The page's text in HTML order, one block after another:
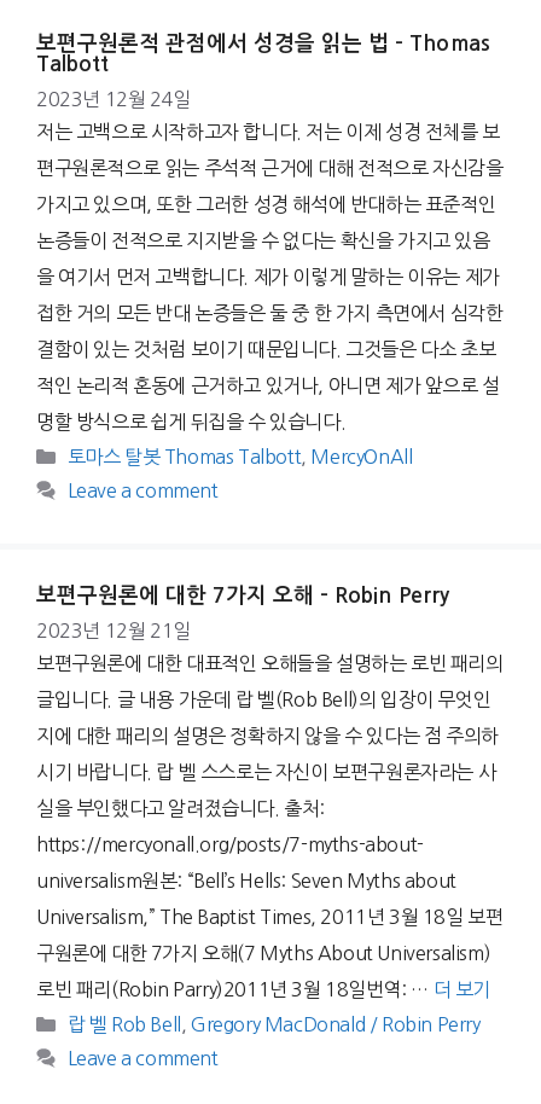
보편구원론적 관점에서 성경을 읽는 법 – Thomas
Talbott
2023년 12월 24일
저는 고백으로 시작하고자 합니다. 저는 이제 성경 전체를 보
편구원론적으로 읽는 주석적 근거에 대해 전적으로 자신감을
가지고 있으며, 또한 그러한 성경 해석에 반대하는 표준적인
논증들이 전적으로 지지받을 수 없다는 확신을 가지고 있음
을 여기서 먼저 고백합니다. 제가 이렇게 말하는 이유는 제가
접한 거의 모든 반대 논증들은 둘 중 한 가지 측면에서 심각한
결함이 있는 것처럼 보이기 때문입니다. 그것들은 다소 초보
적인 논리적 혼동에 근거하고 있거나, 아니면 제가 앞으로 설
명할 방식으로 쉽게 뒤집을 수 있습니다.
Categories
토마스 탈봇 Thomas Talbott
MercyOnAll
Leave a comment
보편구원론에 대한 7가지 오해 – Robin Perry
2023년 12월 21일
보편구원론에 대한 대표적인 오해들을 설명하는 로빈 패리의
글입니다. 글 내용 가운데 랍 벨(Rob Bell)의 입장이 무엇인
지에 대한 패리의 설명은 정확하지 않을 수 있다는 점 주의하
시기 바랍니다. 랍 벨 스스로는 자신이 보편구원론자라는 사
실을 부인했다고 알려졌습니다. 출처:
https://mercyonall.org/posts/7-myths-about-
universalism원본: “Bell’s Hells: Seven Myths about
Universalism,” The Baptist Times, 2011년 3월 18일 보편
구원론에 대한 7가지 오해(7 Myths About Universalism)
로빈 패리(Robin Parry)2011년 3월 18일번역: … 더 보기
Categories
랍 벨 Rob Bell
Gregory MacDonald / Robin Perry
Leave a comment